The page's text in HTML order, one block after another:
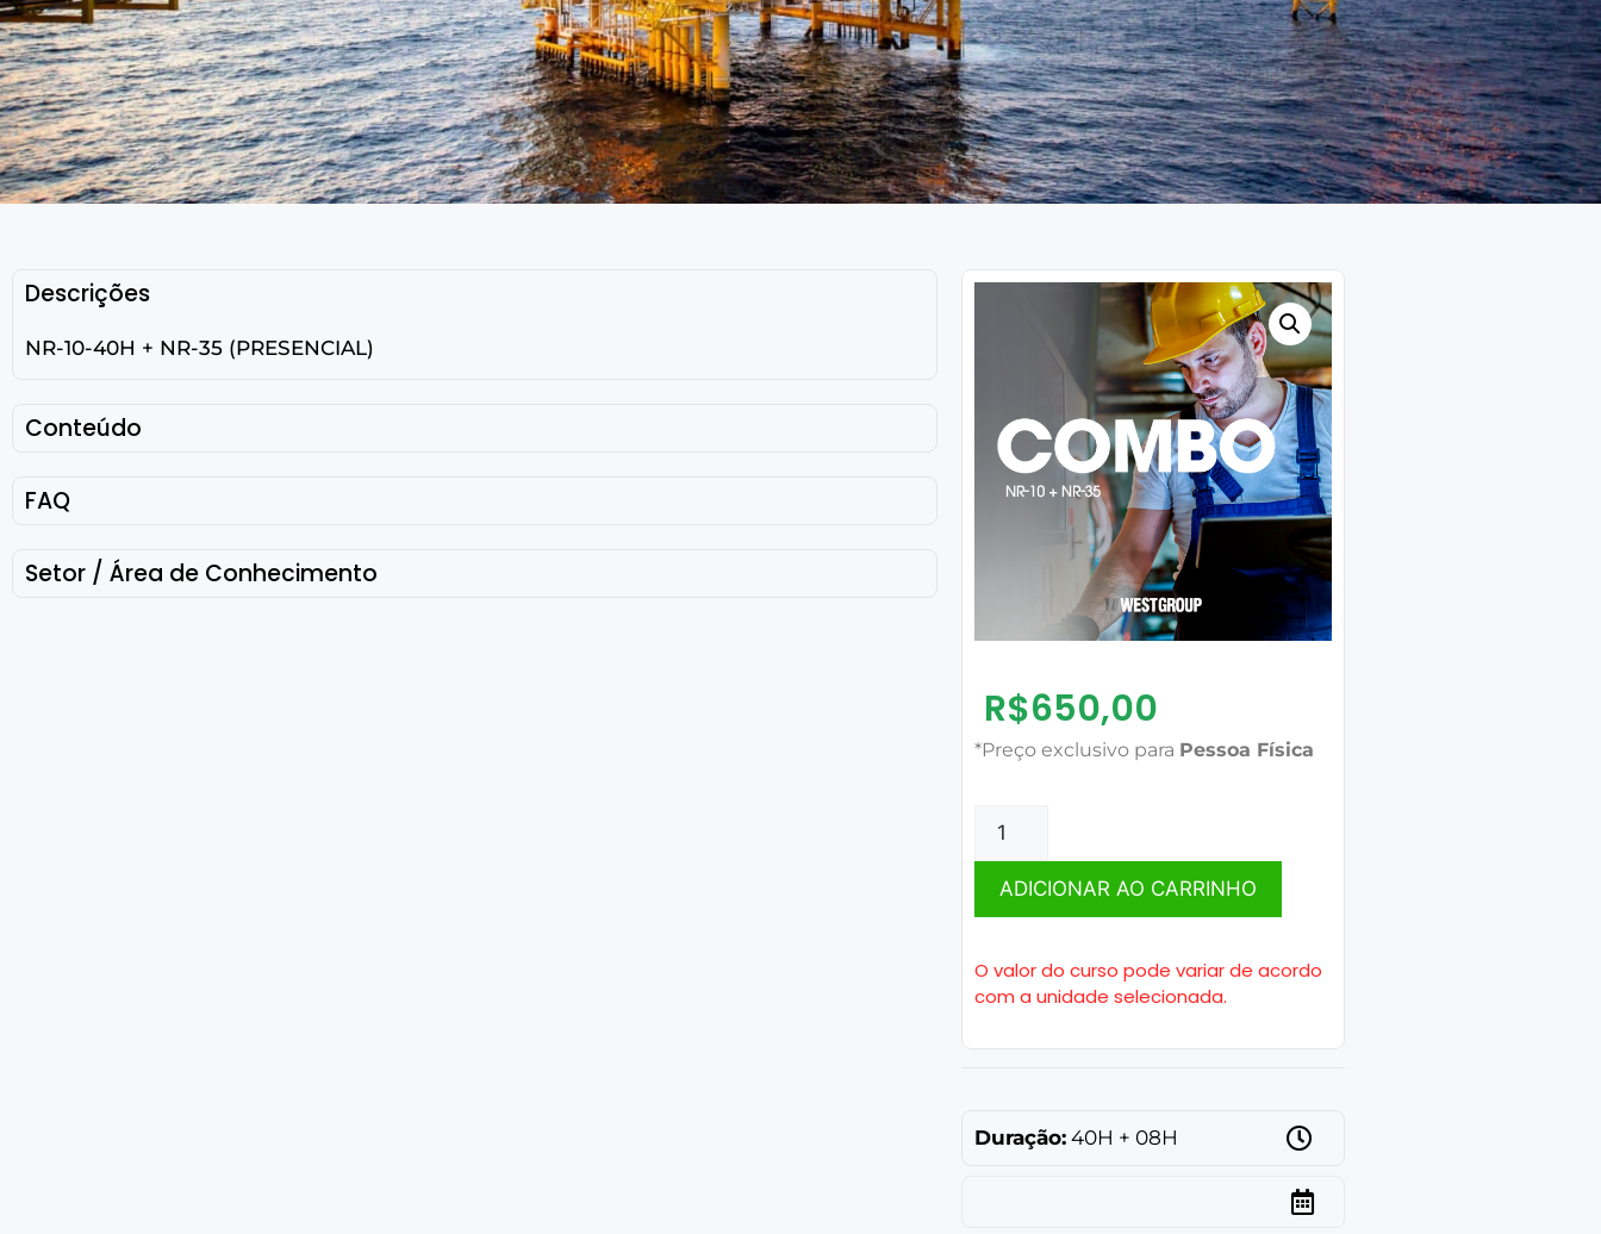
Descrições
NR-10-40H + NR-35 (PRESENCIAL)
Conteúdo
FAQ
Setor / Área de Conhecimento
R$650,00
*Preço exclusivo para Pessoa Física
ADICIONAR AO CARRINHO
O valor do curso pode variar de acordo
com a unidade selecionada.
Duração:40H + 08H